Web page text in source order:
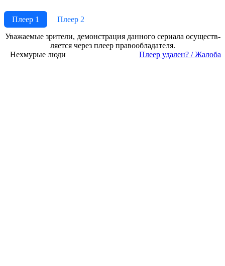
Плеер 1
Плеер 2
Ува­жае­мые зри­те­ли, де­мон­ст­ра­ция дан­но­го се­риа­ла осу­ще­ст­в­
ля­ет­ся че­рез пле­ер пра­во­об­ла­да­те­ля.
Нехмурые люди
Пле­ер уда­лен? / Жа­ло­ба